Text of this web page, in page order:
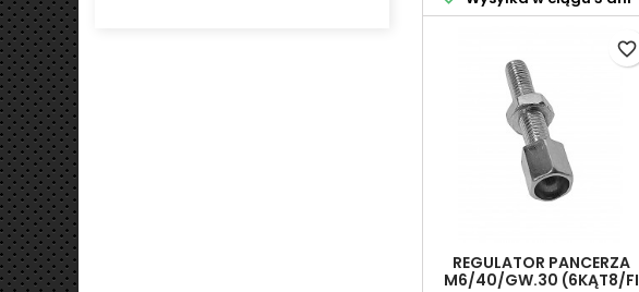
REGULATOR PANCERZA
M6/40/GW.30 (6KĄT8/FI
favorite_border